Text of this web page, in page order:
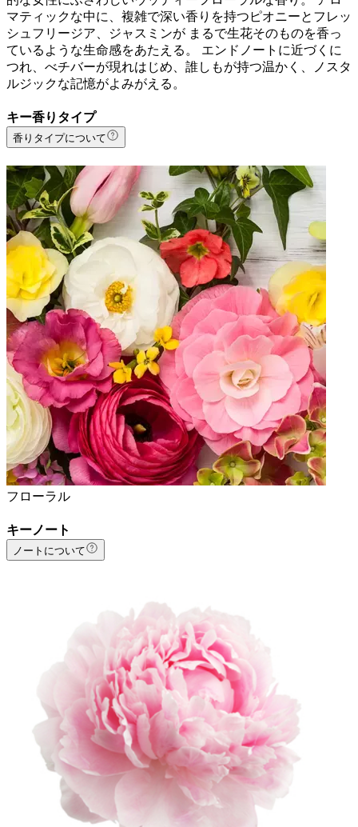
マティックな中に、複雑で深い香りを持つピオニーとフレッ
シュフリージア、ジャスミンが まるで生花そのものを香っ
ているような生命感をあたえる。 エンドノートに近づくに
つれ、べチバーが現れはじめ、誰しもが持つ温かく、ノスタ
ルジックな記憶がよみがえる。
キー香りタイプ
香りタイプについて
フローラル
キーノート
ノートについて